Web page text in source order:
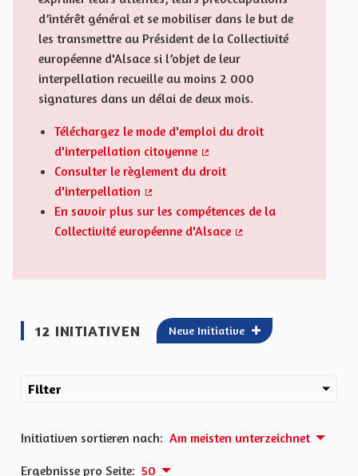
d’intérêt général et se mobiliser dans le but de
les transmettre au Président de la Collectivité
européenne d'Alsace si l’objet de leur
interpellation recueille au moins 2 000
signatures dans un délai de deux mois.
Téléchargez le mode d'emploi du droit
d'interpellation citoyenne
(Externer Link)
Consulter le règlement du droit
d'interpellation
(Externer Link)
En savoir plus sur les compétences de la
Collectivité européenne d'Alsace
12 INITIATIVEN Neue Initiative
Filter
Initiativen sortieren nach: Am meisten unterzeichnet
Ergebnisse pro Seite: 50